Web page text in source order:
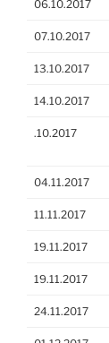
06.10.2017
07.10.2017
13.10.2017
14.10.2017
.10.2017
04.11.2017
11.11.2017
19.11.2017
19.11.2017
24.11.2017